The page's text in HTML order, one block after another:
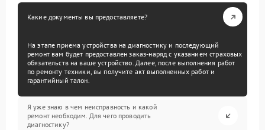
Какие документы вы предоставляете?
На этапе приема устройства на диагностику и последующий
ремонт вам будет предоставлен заказ-наряд с указанием страховых
обязательств на ваше устройство. Далее, после выполнения работ
по ремонту техники, вы получите акт выполненных работ и
гарантийный талон.
Я уже знаю в чем неисправность и какой
ремонт необходим. Для чего проводить
диагностику?